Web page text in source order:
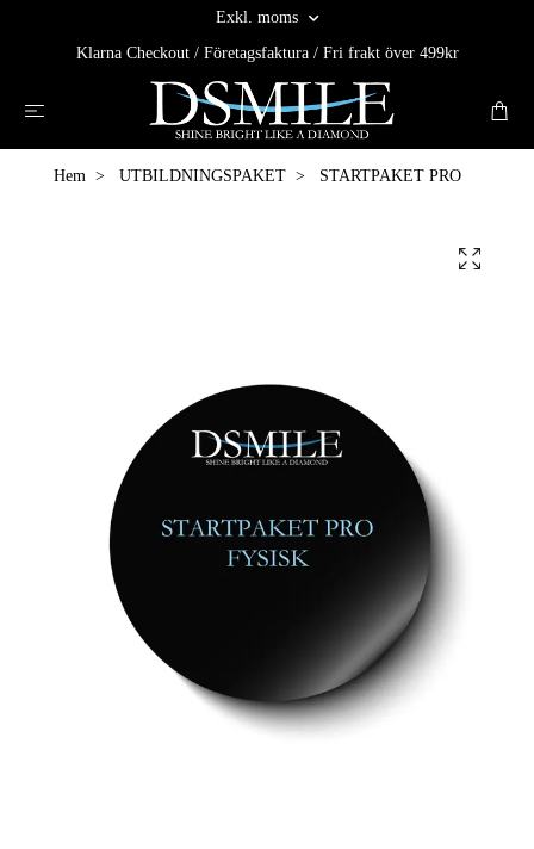
Exkl. moms
Klarna Checkout / Företagsfaktura / Fri frakt över 499kr
Hem UTBILDNINGSPAKET STARTPAKET PRO